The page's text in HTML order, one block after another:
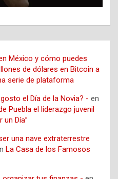
México y cómo puedes
de dólares en Bitcoin a
serie de plataforma
el Día de la Novia? - en
Puebla el liderazgo juvenil
un Día”
una nave extraterrestre
La Casa de los Famosos